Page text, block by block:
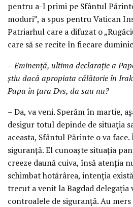
pentru a-l primi pe Sfântul
moduri”, a spus pentru Vatican
Patriarhul care a difuzat o
care să se recite în fiecare
– Eminență, ultima declarație a
știu dacă apropiata călătorie în Irak
Papa în țara Dvs, da sau nu?
– Da, va veni. Sperăm în martie,
desigur totul depinde de situația
aceasta, Sfântul Părinte o va
siguranță. El cunoaște situația
creeze daună cuiva, însă atenția
schimbat hotărârea, intenția
trecut a venit la Bagdad
controalele de siguranță. Au